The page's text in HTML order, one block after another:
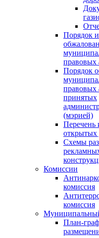
Порядок и
правовых
Порядок
правовых
принятых
(мэрией)
Перечень
Схемы
Комиссии
комиссия
комиссия
План-